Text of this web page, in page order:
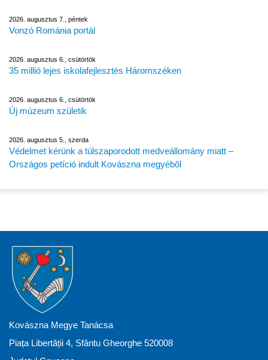
2026. augusztus 7., péntek
Vonzó Románia portál
2026. augusztus 6., csütörtök
35 millió lejes iskolafejlesztés Háromszéken
2026. augusztus 6., csütörtök
Új múzeum születik
2026. augusztus 5., szerda
Védelmet kérünk a túlszaporodott medveállomány miatt –
Országos petíció indult Kovászna megyéből
Kovászna Megye Tanácsa
Piața Libertății 4, Sfântu Gheorghe 520008